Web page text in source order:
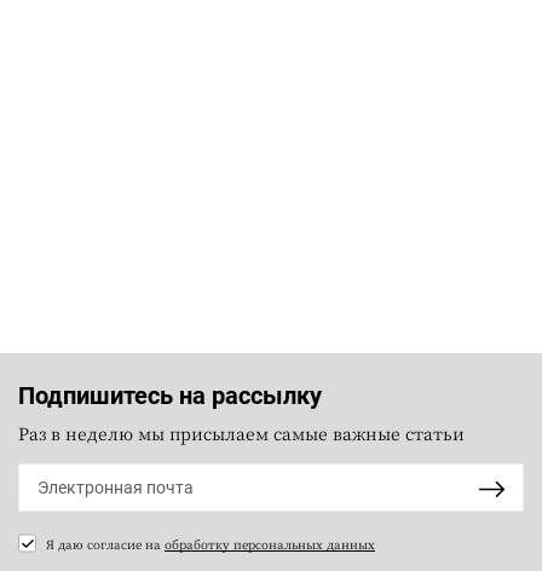
Подпишитесь на рассылку
Раз в неделю мы присылаем самые важные статьи
Я даю согласие на обработку персональных данных